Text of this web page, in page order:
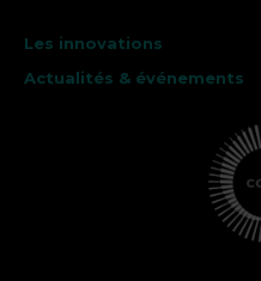
Les innovations
Actualités & événements